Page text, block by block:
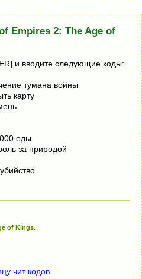
Empires 2: The Age of
и вводите следующие коды:
тумана войны
карту
еды
за природой
of Kings.
чит кодов